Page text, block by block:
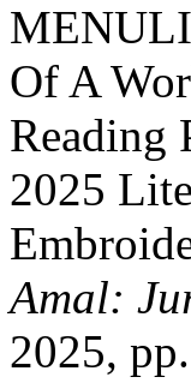
Of A
Reading
2025
Amal:
2025,